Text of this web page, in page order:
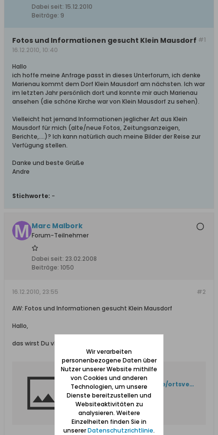
Dabei seit: 15.12.2010
Beiträge: 9
#1
Fotos und Informationen gesucht Klein Mausdorf
16.12.2010, 10:40
Hallo
ich hoffe meine Anfrage passt in dieses Unterforum, ich denke
Marienau kommt dem Dorf Klein Mausdorf am nächsten. Ich war
im letzten Jahr persönlich dort und konnte mir auch Marienau
ansehen (die schöne Kirche war von Klein Mausdorf zu sehen).
Vielleicht hat jemand Informationen jeglicher Art aus Klein
Mausdorf für mich (alte/neue Fotos, Zeitungsanzeigen,
Berichte,....)? Ich kann natürlich auch meine Bilder der Reise zur
Verfügung stellen.
Danke und beste Grüße
Andre
Stichworte: -
Marc Malbork
Forum-Teilnehmer
Dabei seit: 23.02.2008
Beiträge: 1050
#2
16.12.2010, 23:55
AW: Fotos und Informationen gesucht Klein Mausdorf
Hallo,
das wirst Du vlt. kennen:
404 Not Found
http://www.westpreussen.de/ortsverzeichnis/details.php?ID=3186
Wir verarbeiten
personenbezogene Daten über
Nutzer unserer Website mithilfe
von Cookies und anderen
Technologien, um unsere
Dienste bereitzustellen und
Websiteaktivitäten zu
analysieren. Weitere
Einzelheiten finden Sie in
unsererDatenschutzrichtlinie.